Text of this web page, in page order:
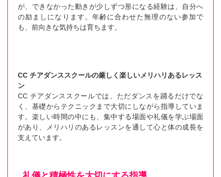
が、できなかった動きが少しずつ形になる経験は、自分へ
の励ましになります。年齢に合わせた無理のない参加で
も、前向きな気持ちは育ちます。
CC チアダンススクールの厳しく楽しいメリハリあるレッス
ン
CC チアダンススクールでは、ただダンスを踊るだけでな
く、基礎からテクニックまで大切にしながら指導していま
す。楽しい時間の中にも、集中する場面や礼儀を学ぶ場面
があり、メリハリのあるレッスンを通して心と体の成長を
支えています。